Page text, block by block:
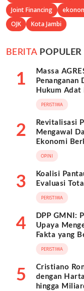
Joint Financing
OJK
Kota Jambi
BERITAPOPULER
1
Massa
Penanganan
Hukum Adat
PERISTIWA
2
Revitalisasi
Mengawal
Ekonomi
OPINI
3
Koalisi
Evaluasi
PERISTIWA
4
DPP GMNI:
Upaya
Fakta yang
PERISTIWA
5
Cristiano
dengan
hingga